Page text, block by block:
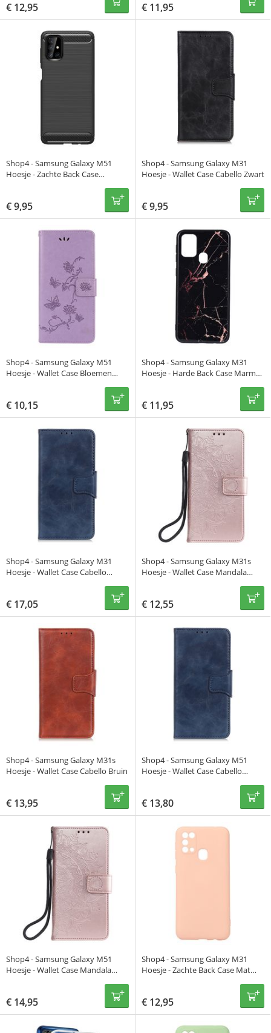
€ 12,95 € 11,95
Shop4 - Samsung Galaxy M51
Hoesje - Zachte Back Case
€9,95
Shop4 - Samsung Galaxy M31
Hoesje - Wallet Case Cabello Zwart
€9,95
Shop4 - Samsung Galaxy M51
Hoesje - Wallet Case Bloemen
€ 10,15
Shop4 - Samsung Galaxy M31
Hoesje - Harde Back Case Marmer
€ 11,95
Shop4 - Samsung Galaxy M31
Hoesje - Wallet Case Cabello
€ 17,05
Shop4 - Samsung Galaxy M31s
Hoesje - Wallet Case Mandala
€ 12,55
Shop4 - Samsung Galaxy M31s
Hoesje - Wallet Case Cabello Bruin
€ 13,95
Shop4 - Samsung Galaxy M51
Hoesje - Wallet Case Cabello
€ 13,80
Shop4 - Samsung Galaxy M51
Hoesje - Wallet Case Mandala
€ 14,95
Shop4 - Samsung Galaxy M31
Hoesje - Zachte Back Case Mat
€ 12,95